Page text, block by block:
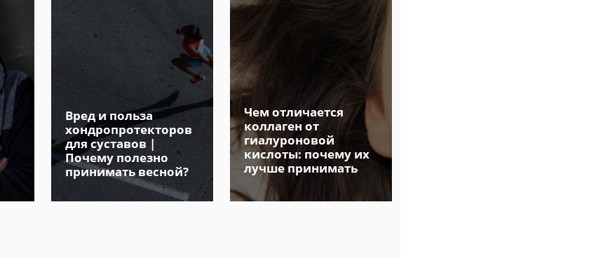
Вред и польза
хондропротекторов
для суставов |
Почему полезно
принимать весной?
Чем отличается
коллаген от
гиалуроновой
кислоты: почему их
лучше принимать
вместе